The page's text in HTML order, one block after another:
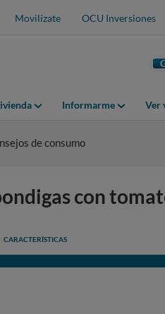
Movilízate OCU Inversiones
Informarme Ver
de consumo
con
CARACTERÍSTICAS